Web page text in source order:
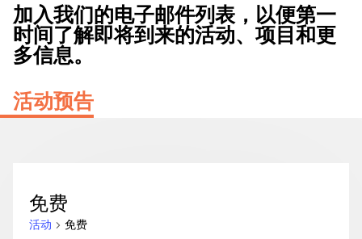
加入我们的电子邮件列表，以便第一
时间了解即将到来的活动、项目和更
多信息。
活动预告
免费
活动 免费